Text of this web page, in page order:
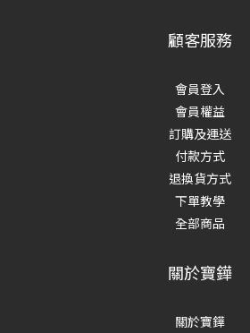
顧客服務
會員登入
會員權益
訂購及運送
付款方式
退換貨方式
下單教學
全部商品
關於寶鏵
關於寶鏵